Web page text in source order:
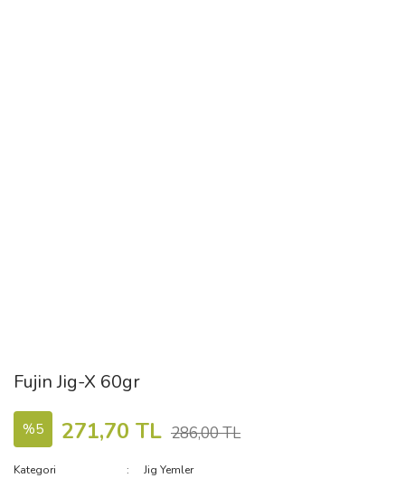
Fujin Jig-X 60gr
%5 271,70 TL 286,00 TL
Kategori
Jig Yemler